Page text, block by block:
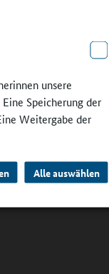
unsere
Speicherung der
Weitergabe der
Alle auswählen